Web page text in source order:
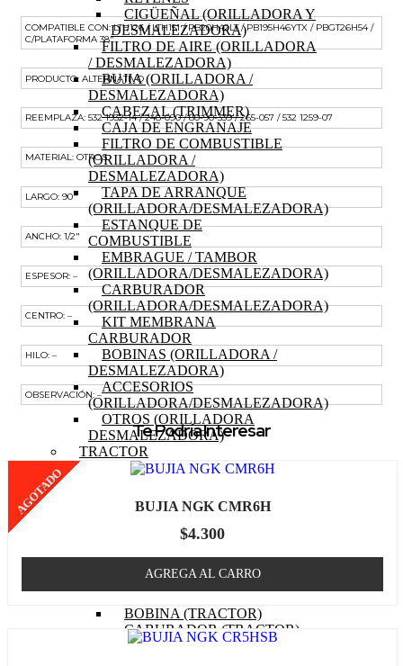
CIGÜEÑAL (ORILLADORA Y
DESMALEZADORA)
FILTRO DE AIRE (ORILLADORA
/ DESMALEZADORA)
BUJIA (ORILLADORA /
DESMALEZADORA)
CABEZAL (TRIMMER)
CAJA DE ENGRANAJE
FILTRO DE COMBUSTIBLE
(ORILLADORA /
DESMALEZADORA)
TAPA DE ARRANQUE
(ORILLADORA/DESMALEZADORA)
ESTANQUE DE
COMBUSTIBLE
EMBRAGUE / TAMBOR
(ORILLADORA/DESMALEZADORA)
CARBURADOR
(ORILLADORA/DESMALEZADORA)
KIT MEMBRANA
CARBURADOR
BOBINAS (ORILLADORA /
DESMALEZADORA)
ACCESORIOS
(ORILLADORA/DESMALEZADORA)
OTROS (ORILLADORA
DESMALEZADORA)
TRACTOR
MOTOR (TRACTOR)
ANILLOS (TRACTOR)
BIELA (TRACTOR)
MOTOR DE PARTIDA
EMPAQUETADURAS
BOBINA (TRACTOR)
CABURADOR (TRACTOR)
OTROS (TRACTOR
COMPATIBLE CON: LTH126 / LTH151 / PB20H42LT / PB195H46YTX / PBGT26H54 /
C/PLATAFORMA 38″
PRODUCTO: ALTERNATIVO
REEMPLAZA: 532 1932-14 / 248-090 / 80-90-339 / 265-057 / 532 1259-07
MATERIAL: OTROS
LARGO: 90″
ANCHO: 1/2″
ESPESOR: –
CENTRO: –
HILO: –
OBSERVACIÓN: –
Te Podría Interesar
BUJIA NGK CMR6H
AGOTADO
$4.300
AGREGA AL CARRO